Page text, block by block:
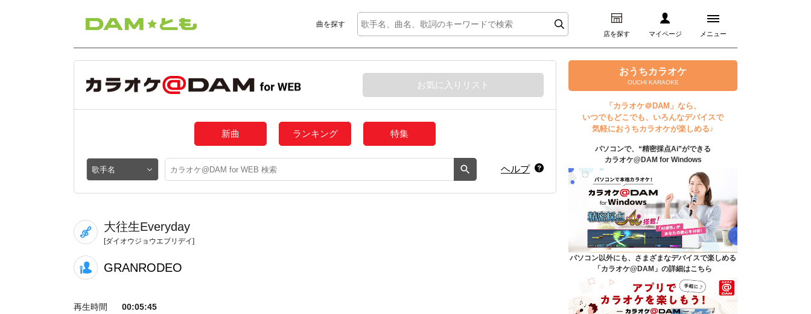
曲を探す
店を探す マイページ メニュー
ログイン
マイページ
プレミアムサービス
DAM★とも動画
DAM★とも録音
カラオケ＠DAM
ユーザー検索
キャンペーン
よくあるご質問
お気に入りリスト
新曲 ランキング 特集
ヘルプ
大往生Everyday
[ダイオウジョウエブリデイ]
GRANRODEO
再生時間
00:05:45
おうちカラオケ
OUCHI KARAOKE
「カラオケ＠DAM」なら、
いつでもどこでも、いろんなデバイスで
気軽におうちカラオケが楽しめる♪
パソコンで、“精密採点Ai”ができる
カラオケ@DAM for Windows
パソコン以外にも、さまざまなデバイスで楽しめる
「カラオケ@DAM」の詳細はこちら